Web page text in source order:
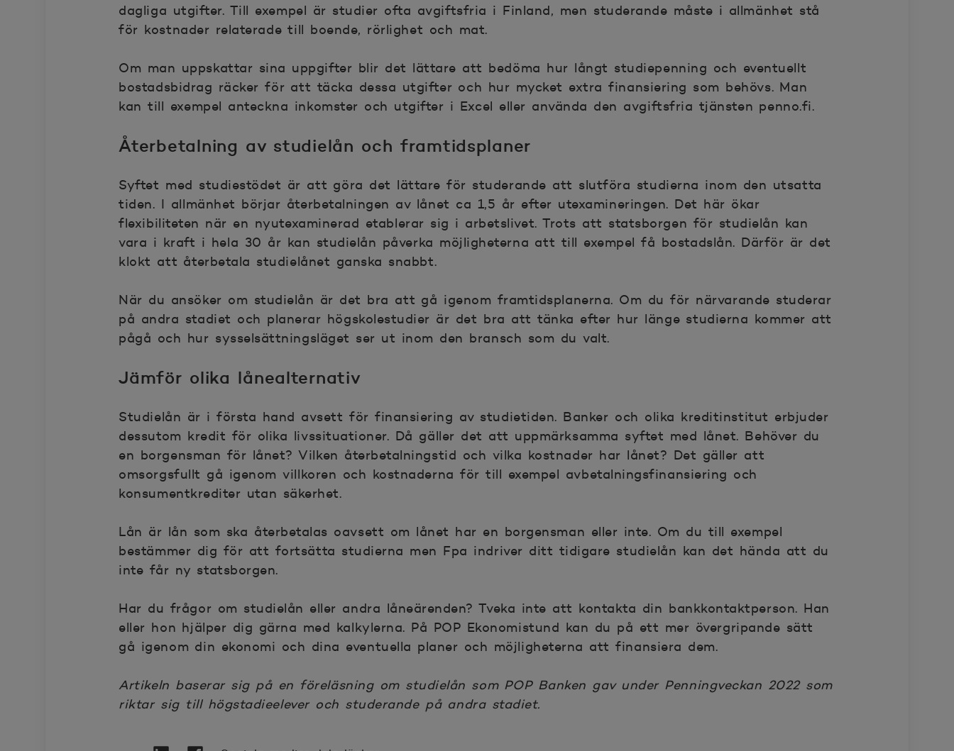
dagliga utgifter. Till exempel är studier ofta avgiftsfria i Finland, men studerande måste i allmänhet stå
för kostnader relaterade till boende, rörlighet och mat.
Om man uppskattar sina uppgifter blir det lättare att bedöma hur långt studiepenning och eventuellt
bostadsbidrag räcker för att täcka dessa utgifter och hur mycket extra finansiering som behövs. Man
kan till exempel anteckna inkomster och utgifter i Excel eller använda den avgiftsfria tjänsten penno.fi.
Återbetalning av studielån och framtidsplaner
Syftet med studiestödet är att göra det lättare för studerande att slutföra studierna inom den utsatta
tiden. I allmänhet börjar återbetalningen av lånet ca 1,5 år efter utexamineringen. Det här ökar
flexibiliteten när en nyutexaminerad etablerar sig i arbetslivet. Trots att statsborgen för studielån kan
vara i kraft i hela 30 år kan studielån påverka möjligheterna att till exempel få bostadslån. Därför är det
klokt att återbetala studielånet ganska snabbt.
När du ansöker om studielån är det bra att gå igenom framtidsplanerna. Om du för närvarande studerar
på andra stadiet och planerar högskolestudier är det bra att tänka efter hur länge studierna kommer att
pågå och hur sysselsättningsläget ser ut inom den bransch som du valt.
Jämför olika lånealternativ
Studielån är i första hand avsett för finansiering av studietiden. Banker och olika kreditinstitut erbjuder
dessutom kredit för olika livssituationer. Då gäller det att uppmärksamma syftet med lånet. Behöver du
en borgensman för lånet? Vilken återbetalningstid och vilka kostnader har lånet? Det gäller att
omsorgsfullt gå igenom villkoren och kostnaderna för till exempel avbetalningsfinansiering och
konsumentkrediter utan säkerhet.
Lån är lån som ska återbetalas oavsett om lånet har en borgensman eller inte. Om du till exempel
bestämmer dig för att fortsätta studierna men Fpa indriver ditt tidigare studielån kan det hända att du
inte får ny statsborgen.
Har du frågor om studielån eller andra låneärenden? Tveka inte att kontakta din bankkontaktperson. Han
eller hon hjälper dig gärna med kalkylerna. På POP Ekonomistund kan du på ett mer övergripande sätt
gå igenom din ekonomi och dina eventuella planer och möjligheterna att finansiera dem.
Artikeln baserar sig på en föreläsning om studielån som POP Banken gav under Penningveckan 2022 som
riktar sig till högstadieelever och studerande på andra stadiet.